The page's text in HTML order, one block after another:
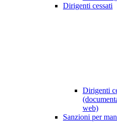
Dirigenti cessati
Dirigenti
web)
Sanzioni per